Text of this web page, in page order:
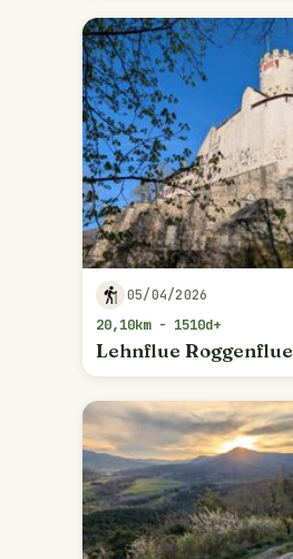
05/04/2026
20,10km - 1510d+
Lehnflue Roggenflue